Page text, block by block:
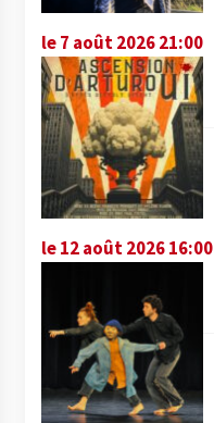
le 7 août 2026 21:00
le 12 août 2026 16:00